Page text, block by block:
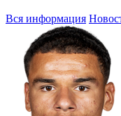
Вся информация